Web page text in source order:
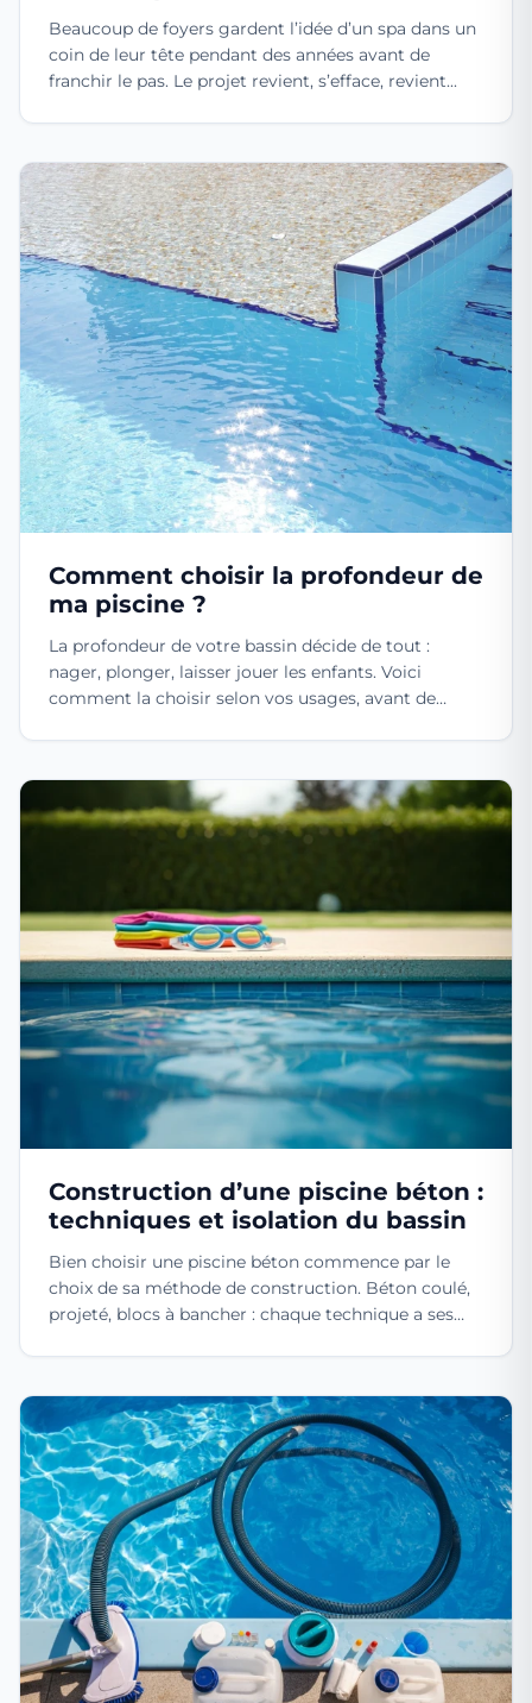
modèle
Beaucoup de foyers gardent l’idée d’un spa dans un
coin de leur tête pendant des années avant de
franchir le pas. Le projet revient, s’efface, revient...
Comment choisir la profondeur de
ma piscine ?
La profondeur de votre bassin décide de tout :
nager, plonger, laisser jouer les enfants. Voici
comment la choisir selon vos usages, avant de
Construction d’une piscine béton :
techniques et isolation du bassin
Bien choisir une piscine béton commence par le
choix de sa méthode de construction. Béton coulé,
projeté, blocs à bancher : chaque technique a ses